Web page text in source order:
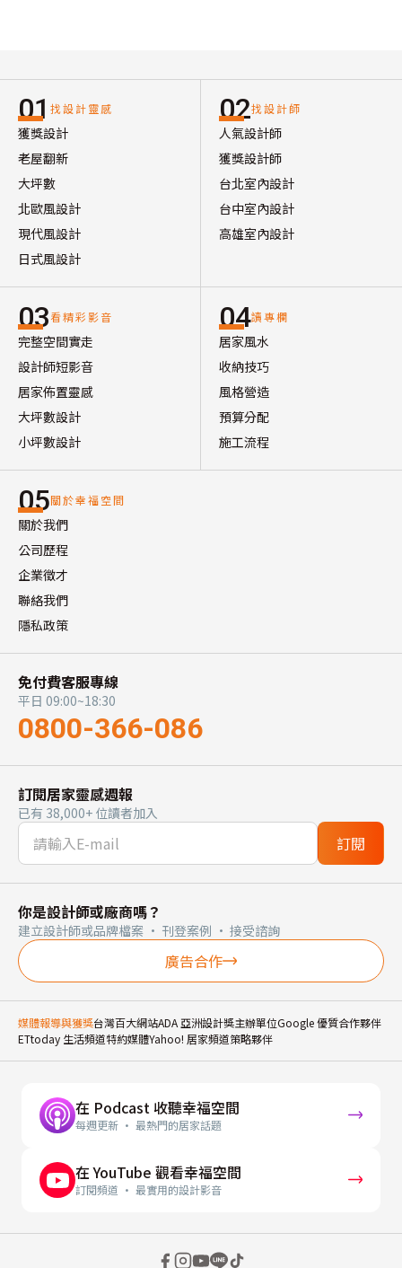
01 找設計靈感
獲獎設計
老屋翻新
大坪數
北歐風設計
現代風設計
日式風設計
02找設計師
人氣設計師
獲獎設計師
台北室內設計
台中室內設計
高雄室內設計
03看精彩影音
完整空間實走
設計師短影音
居家佈置靈感
大坪數設計
小坪數設計
04讀專欄
居家風水
收納技巧
風格營造
預算分配
施工流程
05關於幸福空間
關於我們
公司歷程
企業徵才
聯絡我們
隱私政策
免付費客服專線
平日 09:00~18:30
0800-366-086
訂閱居家靈感週報
已有 38,000+ 位讀者加入
訂閱
你是設計師或廠商嗎？
建立設計師或品牌檔案 · 刊登案例 · 接受諮詢
廣告合作
媒體報導與獲獎台灣百大網站ADA 亞洲設計獎主辦單位Google 優質合作夥伴
ETtoday 生活頻道特約媒體Yahoo! 居家頻道策略夥伴
在 Podcast 收聽幸福空間
每週更新 · 最熱門的居家話題
在 YouTube 觀看幸福空間
訂閱頻道 · 最實用的設計影音